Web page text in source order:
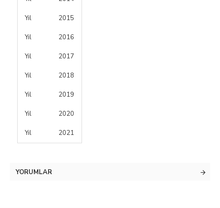
Yıl 2015
Yıl 2016
Yıl 2017
Yıl 2018
Yıl 2019
Yıl 2020
Yıl 2021
YORUMLAR